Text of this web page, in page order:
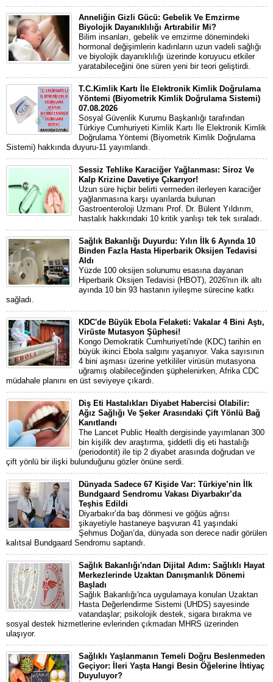
Anneliğin Gizli Gücü: Gebelik Ve Emzirme
Biyolojik Dayanıklılığı Artırabilir Mi?
Bilim insanları, gebelik ve emzirme dönemindeki
hormonal değişimlerin kadınların uzun vadeli sağlığı
ve biyolojik dayanıklılığı üzerinde koruyucu etkiler
yaratabileceğini öne süren yeni bir teori geliştirdi.
T.C.Kimlik Kartı İle Elektronik Kimlik Doğrulama
Yöntemi (Biyometrik Kimlik Doğrulama Sistemi)
07.08.2026
Sosyal Güvenlik Kurumu Başkanlığı tarafından
Türkiye Cumhuriyeti Kimlik Kartı İle Elektronik Kimlik
Doğrulama Yöntemi (Biyometrik Kimlik Doğrulama
Sistemi) hakkında duyuru-11 yayımlandı.
Sessiz Tehlike Karaciğer Yağlanması: Siroz Ve
Kalp Krizine Davetiye Çıkarıyor!
Uzun süre hiçbir belirti vermeden ilerleyen karaciğer
yağlanmasına karşı uyarılarda bulunan
Gastroenteroloji Uzmanı Prof. Dr. Bülent Yıldırım,
hastalık hakkındaki 10 kritik yanlışı tek tek sıraladı.
Sağlık Bakanlığı Duyurdu: Yılın İlk 6 Ayında 10
Binden Fazla Hasta Hiperbarik Oksijen Tedavisi
Aldı
Yüzde 100 oksijen solunumu esasına dayanan
Hiperbarik Oksijen Tedavisi (HBOT), 2026'nın ilk altı
ayında 10 bin 93 hastanın iyileşme sürecine katkı
sağladı.
KDC'de Büyük Ebola Felaketi: Vakalar 4 Bini Aştı,
Virüste Mutasyon Şüphesi!
Kongo Demokratik Cumhuriyeti'nde (KDC) tarihin en
büyük ikinci Ebola salgını yaşanıyor. Vaka sayısının
4 bini aşması üzerine yetkililer virüsün mutasyona
uğramış olabileceğinden şüphelenirken, Afrika CDC
müdahale planını en üst seviyeye çıkardı.
Diş Eti Hastalıkları Diyabet Habercisi Olabilir:
Ağız Sağlığı Ve Şeker Arasındaki Çift Yönlü Bağ
Kanıtlandı
The Lancet Public Health dergisinde yayımlanan 300
bin kişilik dev araştırma, şiddetli diş eti hastalığı
(periodontit) ile tip 2 diyabet arasında doğrudan ve
çift yönlü bir ilişki bulunduğunu gözler önüne serdi.
Dünyada Sadece 67 Kişide Var: Türkiye’nin İlk
Bundgaard Sendromu Vakası Diyarbakır’da
Teşhis Edildi
Diyarbakır’da baş dönmesi ve göğüs ağrısı
şikayetiyle hastaneye başvuran 41 yaşındaki
Şehmus Doğan’da, dünyada son derece nadir görülen
kalıtsal Bundgaard Sendromu saptandı.
Sağlık Bakanlığı'ndan Dijital Adım: Sağlıklı Hayat
Merkezlerinde Uzaktan Danışmanlık Dönemi
Başladı
Sağlık Bakanlığı'nca uygulamaya konulan Uzaktan
Hasta Değerlendirme Sistemi (UHDS) sayesinde
vatandaşlar; psikolojik destek, sigara bırakma ve
sosyal destek hizmetlerine evlerinden çıkmadan MHRS üzerinden
ulaşıyor.
Sağlıklı Yaşlanmanın Temeli Doğru Beslenmeden
Geçiyor: İleri Yaşta Hangi Besin Öğelerine İhtiyaç
Duyuluyor?